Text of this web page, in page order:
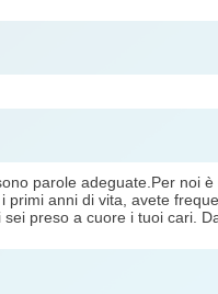
parole adeguate.Per noi
anni di vita, avete
preso a cuore i tuoi cari.